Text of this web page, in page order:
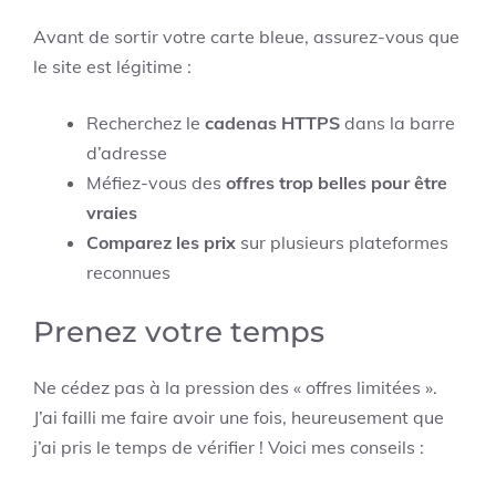
Avant de sortir votre carte bleue, assurez-vous que
le site est légitime :
Recherchez le cadenas HTTPS dans la barre
d’adresse
Méfiez-vous des offres trop belles pour être
vraies
Comparez les prix sur plusieurs plateformes
reconnues
Prenez votre temps
Ne cédez pas à la pression des « offres limitées ».
J’ai failli me faire avoir une fois, heureusement que
j’ai pris le temps de vérifier ! Voici mes conseils :